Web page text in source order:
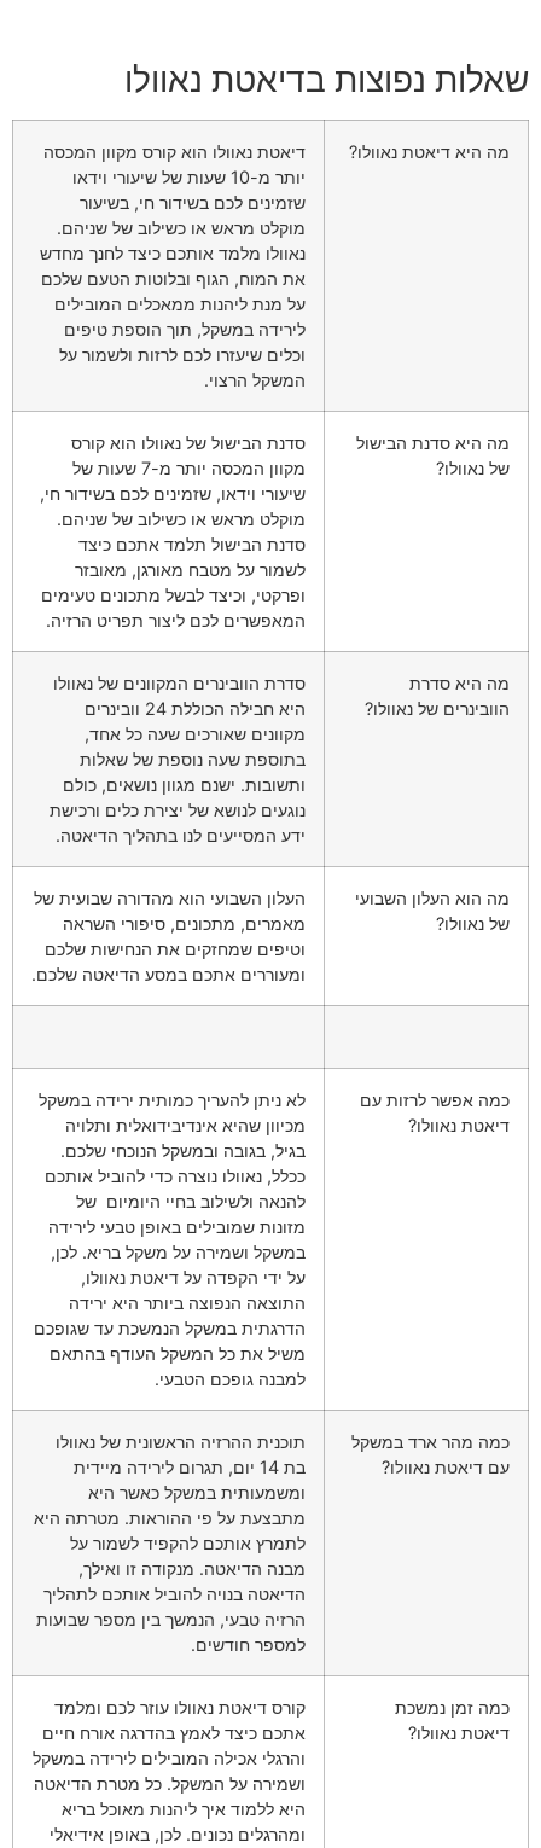
שאלות נפוצות בדיאטת נאוולו
מה היא דיאטת נאוולו?
דיאטת נאוולו הוא קורס מקוון המכסה
יותר מ-10 שעות של שיעורי וידאו
שזמינים לכם בשידור חי, בשיעור
מוקלט מראש או כשילוב של שניהם.
נאוולו מלמד אותכם כיצד לחנך מחדש
את המוח, הגוף ובלוטות הטעם שלכם
על מנת ליהנות ממאכלים המובילים
לירידה במשקל, תוך הוספת טיפים
וכלים שיעזרו לכם לרזות ולשמור על
המשקל הרצוי.
מה היא סדנת הבישול
של נאוולו?
סדנת הבישול של נאוולו הוא קורס
מקוון המכסה יותר מ-7 שעות של
שיעורי וידאו, שזמינים לכם בשידור חי,
מוקלט מראש או כשילוב של שניהם.
סדנת הבישול תלמד אתכם כיצד
לשמור על מטבח מאורגן, מאובזר
ופרקטי, וכיצד לבשל מתכונים טעימים
המאפשרים לכם ליצור תפריט הרזיה.
מה היא סדרת
הוובינרים של נאוולו?
סדרת הוובינרים המקוונים של נאוולו
היא חבילה הכוללת 24 וובינרים
מקוונים שאורכים שעה כל אחד,
בתוספת שעה נוספת של שאלות
ותשובות. ישנם מגוון נושאים, כולם
נוגעים לנושא של יצירת כלים ורכישת
ידע המסייעים לנו בתהליך הדיאטה.
מה הוא העלון השבועי
של נאוולו?
העלון השבועי הוא מהדורה שבועית של
מאמרים, מתכונים, סיפורי השראה
וטיפים שמחזקים את הנחישות שלכם
ומעוררים אתכם במסע הדיאטה שלכם.
כמה אפשר לרזות עם
דיאטת נאוולו?
לא ניתן להעריך כמותית ירידה במשקל
מכיוון שהיא אינדיבידואלית ותלויה
בגיל, בגובה ובמשקל הנוכחי שלכם.
ככלל, נאוולו נוצרה כדי להוביל אותכם
להנאה ולשילוב בחיי היומיום של
מזונות שמובילים באופן טבעי לירידה
במשקל ושמירה על משקל בריא. לכן,
על ידי הקפדה על דיאטת נאוולו,
התוצאה הנפוצה ביותר היא ירידה
הדרגתית במשקל הנמשכת עד שגופכם
משיל את כל המשקל העודף בהתאם
למבנה גופכם הטבעי.
כמה מהר ארד במשקל
עם דיאטת נאוולו?
תוכנית ההרזיה הראשונית של נאוולו
בת 14 יום, תגרום לירידה מיידית
ומשמעותית במשקל כאשר היא
מתבצעת על פי ההוראות. מטרתה היא
לתמרץ אותכם להקפיד לשמור על
מבנה הדיאטה. מנקודה זו ואילך,
הדיאטה בנויה להוביל אותכם לתהליך
הרזיה טבעי, הנמשך בין מספר שבועות
למספר חודשים.
כמה זמן נמשכת
דיאטת נאוולו?
קורס דיאטת נאוולו עוזר לכם ומלמד
אתכם כיצד לאמץ בהדרגה אורח חיים
והרגלי אכילה המובילים לירידה במשקל
ושמירה על המשקל. כל מטרת הדיאטה
היא ללמוד איך ליהנות מאוכל בריא
ומהרגלים נכונים. לכן, באופן אידיאלי